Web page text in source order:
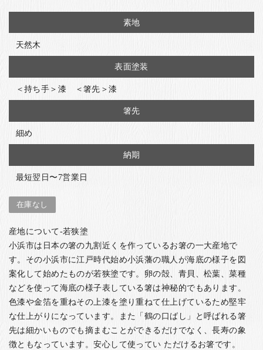
素地
天然木
表面塗装
＜持ち手＞漆 ＜箸先＞漆
箸先
細め
納期
最短翌日〜7営業日
在庫なし
産地について-若狭塗
小浜市は日本の箸の九割近くを作っているお箸の一大産地で
す。その小浜市に江戸時代始め小浜藩の職人が海底の様子を図
案化して始めたものが若狭塗です。卵の殻、青貝、松葉、菜種
などを使って海底の様子表している箸は神秘的でもあります。
色漆や金箔を重ねその上漆を塗り重ねて仕上げているため堅牢
な仕上がりになっています。また「鶴の口ばし」と呼ばれる箸
先は細かいものでも摘まむことができるだけでなく、長寿の象
徴ともなっています。安心して使ってい ただけるお箸です。